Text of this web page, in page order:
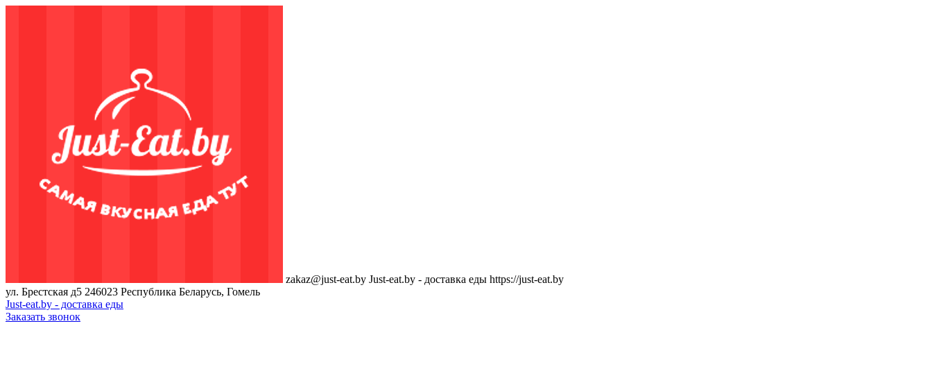
zakaz@just-eat.by Just-eat.by - доставка еды https://just-eat.by
ул. Брестская д5 246023 Республика Беларусь, Гомель
Just-eat.by - доставка еды
Заказать звонок